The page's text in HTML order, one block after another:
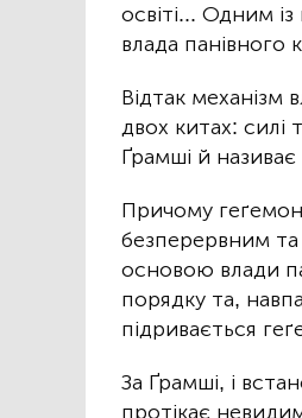
освіті... Одним
влада панівного
Відтак
двох китах: силі
Ґрамші й
Причому
безперервним
основою влади
порядку та,
підривається
За Ґрамші, і
протікає